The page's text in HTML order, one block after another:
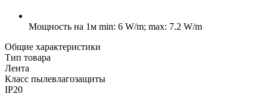
Мощность на 1м min: 6 W/m; max: 7.2 W/m
Общие характеристики
Тип товара
Лента
Класс пылевлагозащиты
IP20